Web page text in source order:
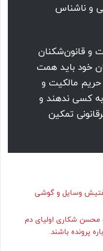
و ناشناس
و قانون‌شکنان
خود باید همت
حریم مالکیت و
کسی ندهند و
تمکین
وسایل و گوشی
محسن شکاری اولیای دم
پرونده باشند.